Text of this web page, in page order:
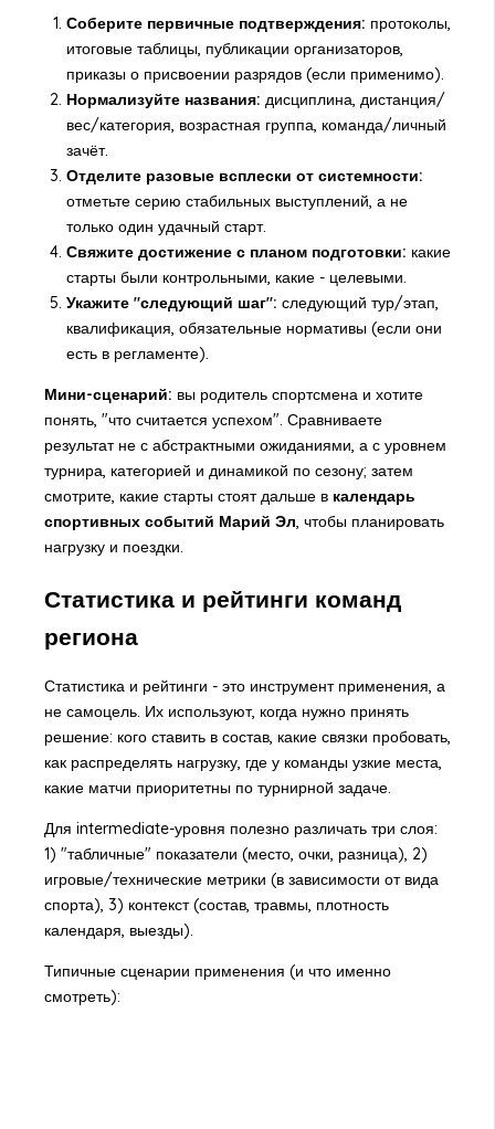
Соберите первичные подтверждения: протоколы,
итоговые таблицы, публикации организаторов,
приказы о присвоении разрядов (если применимо).
Нормализуйте названия: дисциплина, дистанция/
вес/категория, возрастная группа, команда/личный
зачёт.
Отделите разовые всплески от системности:
отметьте серию стабильных выступлений, а не
только один удачный старт.
Свяжите достижение с планом подготовки: какие
старты были контрольными, какие - целевыми.
Укажите "следующий шаг": следующий тур/этап,
квалификация, обязательные нормативы (если они
есть в регламенте).
Мини-сценарий: вы родитель спортсмена и хотите
понять, "что считается успехом". Сравниваете
результат не с абстрактными ожиданиями, а с уровнем
турнира, категорией и динамикой по сезону; затем
смотрите, какие старты стоят дальше в календарь
спортивных событий Марий Эл, чтобы планировать
нагрузку и поездки.
Статистика и рейтинги команд
региона
Статистика и рейтинги - это инструмент применения, а
не самоцель. Их используют, когда нужно принять
решение: кого ставить в состав, какие связки пробовать,
как распределять нагрузку, где у команды узкие места,
какие матчи приоритетны по турнирной задаче.
Для intermediate-уровня полезно различать три слоя:
1) "табличные" показатели (место, очки, разница), 2)
игровые/технические метрики (в зависимости от вида
спорта), 3) контекст (состав, травмы, плотность
календаря, выезды).
Типичные сценарии применения (и что именно
смотреть):